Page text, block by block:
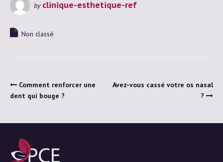
by clinique-esthetique-ref
Non classé
Comment renforcer une
dent qui bouge ?
Avez-vous cassé votre os nasal
?